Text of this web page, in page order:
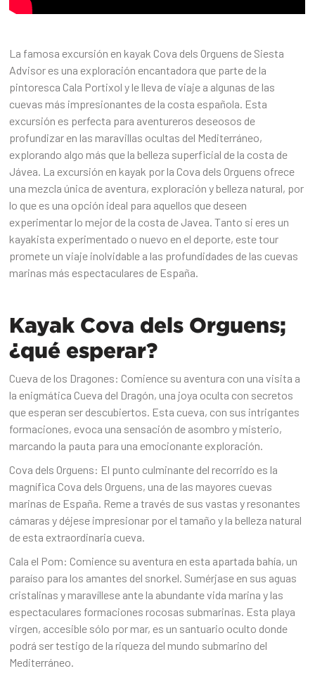
La famosa excursión en kayak Cova dels Orguens de Siesta
Advisor es una exploración encantadora que parte de la
pintoresca Cala Portixol y le lleva de viaje a algunas de las
cuevas más impresionantes de la costa española. Esta
excursión es perfecta para aventureros deseosos de
profundizar en las maravillas ocultas del Mediterráneo,
explorando algo más que la belleza superficial de la costa de
Jávea. La excursión en kayak por la Cova dels Orguens ofrece
una mezcla única de aventura, exploración y belleza natural, por
lo que es una opción ideal para aquellos que deseen
experimentar lo mejor de la costa de Javea. Tanto si eres un
kayakista experimentado o nuevo en el deporte, este tour
promete un viaje inolvidable a las profundidades de las cuevas
marinas más espectaculares de España.‍
Kayak Cova dels Orguens;
¿qué esperar?
Cueva de los Dragones: Comience su aventura con una visita a
la enigmática Cueva del Dragón, una joya oculta con secretos
que esperan ser descubiertos. Esta cueva, con sus intrigantes
formaciones, evoca una sensación de asombro y misterio,
marcando la pauta para una emocionante exploración.
Cova dels Orguens: El punto culminante del recorrido es la
magnífica Cova dels Orguens, una de las mayores cuevas
marinas de España. Reme a través de sus vastas y resonantes
cámaras y déjese impresionar por el tamaño y la belleza natural
de esta extraordinaria cueva.
Cala el Pom: Comience su aventura en esta apartada bahía, un
paraíso para los amantes del snorkel. Sumérjase en sus aguas
cristalinas y maravíllese ante la abundante vida marina y las
espectaculares formaciones rocosas submarinas. Esta playa
virgen, accesible sólo por mar, es un santuario oculto donde
podrá ser testigo de la riqueza del mundo submarino del
Mediterráneo.